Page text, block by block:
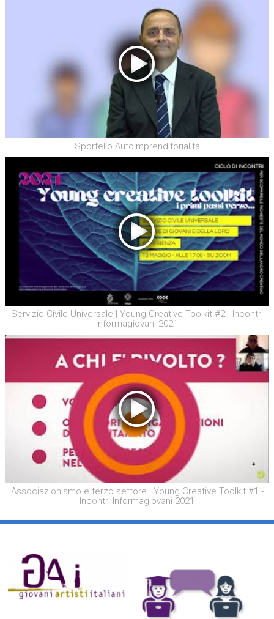
Sportello Autoimprenditorialità
Servizio Civile Universale | Young Creative Toolkit #2 - Incontri
Informagiovani 2021
Associazionismo e terzo settore | Young Creative Toolkit #1 -
Incontri Informagiovani 2021